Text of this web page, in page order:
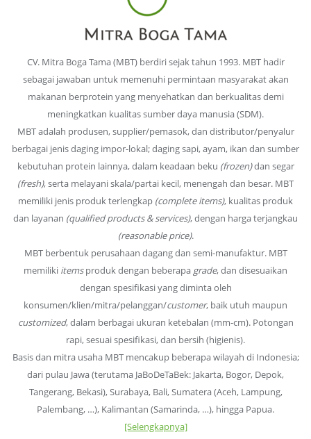
CV. Mitra Boga Tama (MBT) berdiri sejak tahun 1993. MBT hadir
sebagai jawaban untuk memenuhi permintaan masyarakat akan
makanan berprotein yang menyehatkan dan berkualitas demi
meningkatkan kualitas sumber daya manusia (SDM).
MBT adalah produsen, supplier/pemasok, dan distributor/penyalur
berbagai jenis daging impor-lokal; daging sapi, ayam, ikan dan sumber
kebutuhan protein lainnya, dalam keadaan beku (frozen)dan segar
(fresh), serta melayani skala/partai kecil, menengah dan besar. MBT
memiliki jenis produk terlengkap (complete items), kualitas produk
dan layanan (qualified products & services), dengan harga terjangkau
(reasonable price).
MBT berbentuk perusahaan dagang dan semi-manufaktur. MBT
memiliki itemsproduk dengan beberapa grade, dan disesuaikan
dengan spesifikasi yang diminta oleh
konsumen/klien/mitra/pelanggan/customer, baik utuh maupun
customized, dalam berbagai ukuran ketebalan (mm-cm). Potongan
rapi, sesuai spesifikasi, dan bersih (higienis).
Basis dan mitra usaha MBT mencakup beberapa wilayah di Indonesia;
dari pulau Jawa (terutama JaBoDeTaBek: Jakarta, Bogor, Depok,
Tangerang, Bekasi), Surabaya, Bali, Sumatera (Aceh, Lampung,
Palembang, …), Kalimantan (Samarinda, …), hingga Papua.
[Selengkapnya]